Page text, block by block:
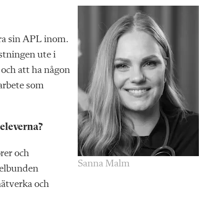
Sanna Malm
sin APL inom.
ute i
att ha någon
som
och
och